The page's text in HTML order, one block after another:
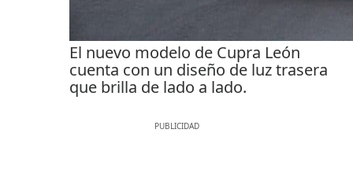
El nuevo modelo de Cupra León
cuenta con un diseño de luz trasera
que brilla de lado a lado.